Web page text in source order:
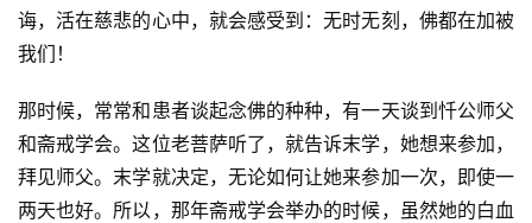
诲，活在慈悲的心中，就会感受到：无时无刻，佛都在加被
我们！
那时候，常常和患者谈起念佛的种种，有一天谈到忏公师父
和斋戒学会。这位老菩萨听了，就告诉末学，她想来参加，
拜见师父。末学就决定，无论如何让她来参加一次，即使一
两天也好。所以，那年斋戒学会举办的时候，虽然她的白血